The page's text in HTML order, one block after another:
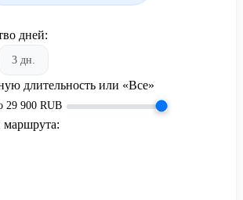
— её символическое прощание.
Масленицу из Москвы. Раннее
ниже!
дней:
3 дн.
длительность или «Все»
29 900 RUB
маршрута: